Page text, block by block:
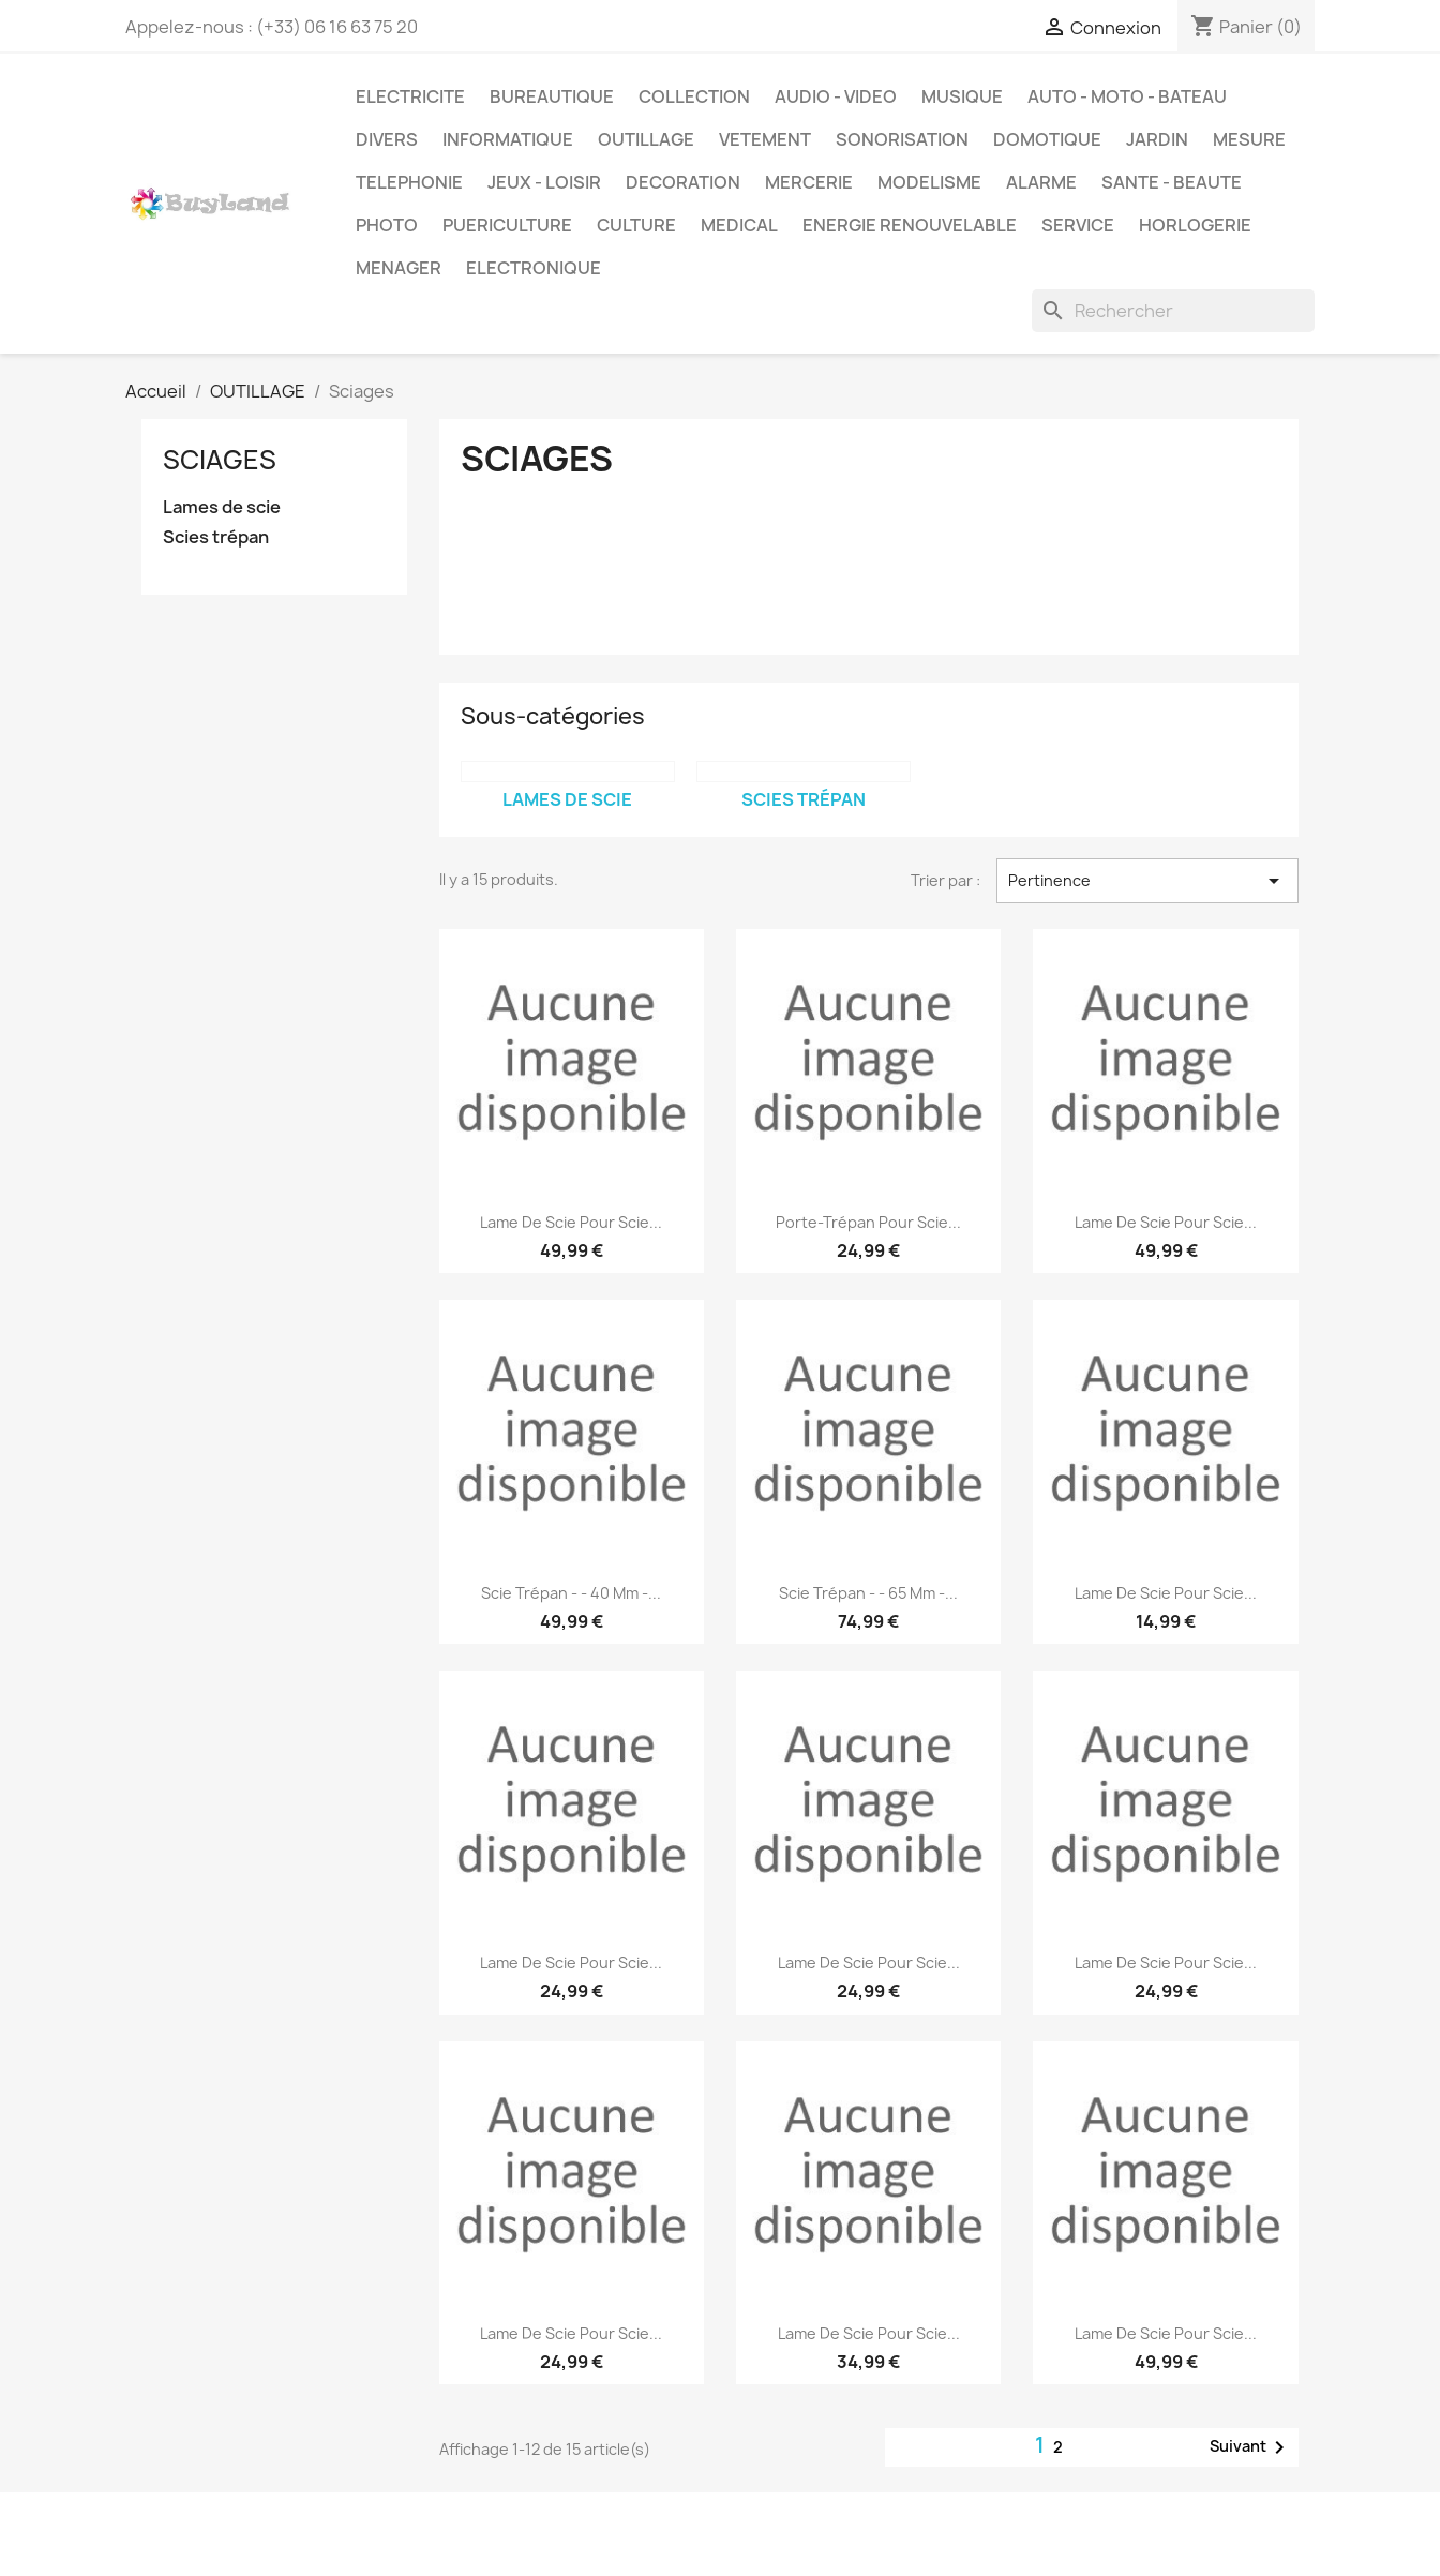
Appelez-nous : (+33) 06 16 63 75 20  Connexion shopping_cart Panier (0)
ELECTRICITE BUREAUTIQUE COLLECTION AUDIO - VIDEO MUSIQUE
AUTO - MOTO - BATEAU
DIVERS
INFORMATIQUE OUTILLAGE VETEMENT SONORISATION DOMOTIQUE JARDIN
MESURE
TELEPHONIE
JEUX - LOISIR DECORATION MERCERIE MODELISME ALARME
SANTE - BEAUTE
PHOTO
PUERICULTURE CULTURE MEDICAL ENERGIE RENOUVELABLE SERVICE
HORLOGERIE
MENAGER
ELECTRONIQUE
search
Accueil OUTILLAGE Sciages
SCIAGES
Lames de scie
Scies trépan
SCIAGES
Sous-catégories
LAMES DE SCIE SCIES TRÉPAN
Il y a 15 produits. Trier par : Pertinence 
Aperçu rapide
Lame De Scie Pour Scie...
49,99 €
Aperçu rapide
Porte-Trépan Pour Scie...
24,99 €
Aperçu rapide
Lame De Scie Pour Scie...
49,99 €
Aperçu rapide
Scie Trépan - - 40 Mm -...
49,99 €
Aperçu rapide
Scie Trépan - - 65 Mm -...
74,99 €
Aperçu rapide
Lame De Scie Pour Scie...
14,99 €
Aperçu rapide
Lame De Scie Pour Scie...
24,99 €
Aperçu rapide
Lame De Scie Pour Scie...
24,99 €
Aperçu rapide
Lame De Scie Pour Scie...
24,99 €
Aperçu rapide
Lame De Scie Pour Scie...
24,99 €
Aperçu rapide
Lame De Scie Pour Scie...
34,99 €
Aperçu rapide
Lame De Scie Pour Scie...
49,99 €
Affichage 1-12 de 15 article(s) 12 Suivant